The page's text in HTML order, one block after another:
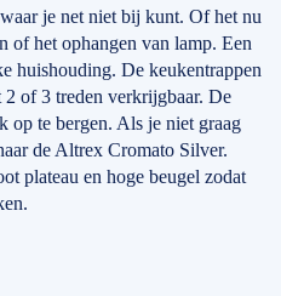
je net niet bij kunt. Of het nu
of het ophangen van lamp. Een
huishouding. De keukentrappen
of 3 treden verkrijgbaar. De
op te bergen. Als je niet graag
de Altrex Cromato Silver.
plateau en hoge beugel zodat